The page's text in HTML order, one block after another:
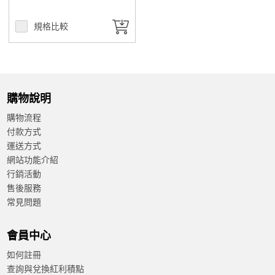
規格比較
購物說明
購物流程
付款方式
運送方式
網站功能介紹
行銷活動
售後服務
常見問題
會員中心
如何註冊
查詢與兌換紅利積點